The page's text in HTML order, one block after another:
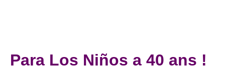
Para Los Niños a 40 ans !